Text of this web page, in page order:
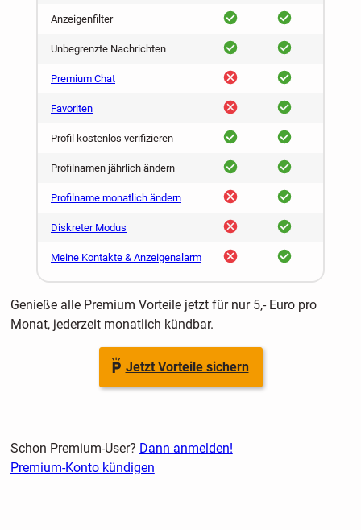
Anzeigenfilter ja ja
Unbegrenzte Nachrichten ja ja
Premium Chat nein ja
Favoriten nein ja
Profil kostenlos verifizieren ja ja
Profilnamen jährlich ändern ja ja
Profilname monatlich ändern nein ja
Diskreter Modus nein ja
Meine Kontakte & Anzeigenalarm nein ja
Genieße alle Premium Vorteile jetzt für nur 5,- Euro pro
Monat, jederzeit monatlich kündbar.
Jetzt Vorteile sichern
Schon Premium-User? Dann anmelden!
Premium-Konto kündigen